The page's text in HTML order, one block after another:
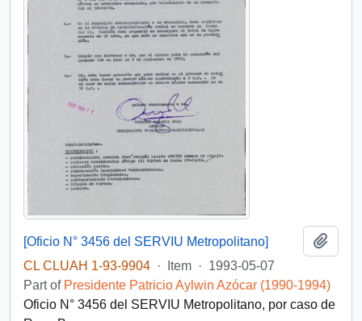
[Oficio N° 3456 del SERVIU Metropolitano]
CL CLUAH 1-93-9904 · Item · 1993-05-07
Part of Presidente Patricio Aylwin Azócar (1990-1994)
Oficio N° 3456 del SERVIU Metropolitano, por caso de